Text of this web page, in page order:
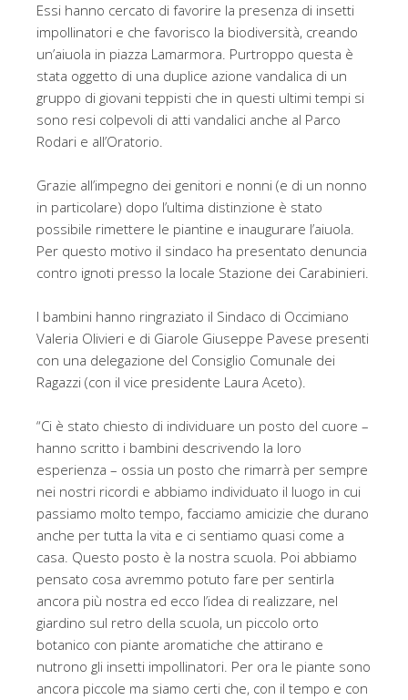
Essi hanno cercato di favorire la presenza di insetti
impollinatori e che favorisco la biodiversità, creando
un’aiuola in piazza Lamarmora. Purtroppo questa è
stata oggetto di una duplice azione vandalica di un
gruppo di giovani teppisti che in questi ultimi tempi si
sono resi colpevoli di atti vandalici anche al Parco
Rodari e all’Oratorio.
Grazie all’impegno dei genitori e nonni (e di un nonno
in particolare) dopo l’ultima distinzione è stato
possibile rimettere le piantine e inaugurare l’aiuola.
Per questo motivo il sindaco ha presentato denuncia
contro ignoti presso la locale Stazione dei Carabinieri.
I bambini hanno ringraziato il Sindaco di Occimiano
Valeria Olivieri e di Giarole Giuseppe Pavese presenti
con una delegazione del Consiglio Comunale dei
Ragazzi (con il vice presidente Laura Aceto).
“Ci è stato chiesto di individuare un posto del cuore –
hanno scritto i bambini descrivendo la loro
esperienza – ossia un posto che rimarrà per sempre
nei nostri ricordi e abbiamo individuato il luogo in cui
passiamo molto tempo, facciamo amicizie che durano
anche per tutta la vita e ci sentiamo quasi come a
casa. Questo posto è la nostra scuola. Poi abbiamo
pensato cosa avremmo potuto fare per sentirla
ancora più nostra ed ecco l’idea di realizzare, nel
giardino sul retro della scuola, un piccolo orto
botanico con piante aromatiche che attirano e
nutrono gli insetti impollinatori. Per ora le piante sono
ancora piccole ma siamo certi che, con il tempo e con